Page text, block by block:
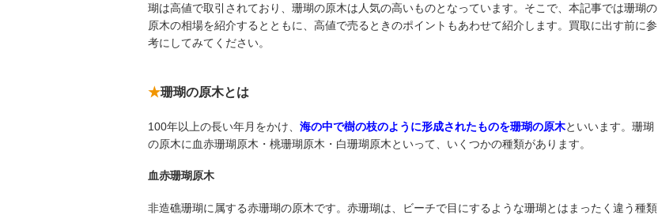
瑚は高値で取引されており、珊瑚の原木は人気の高いものとなっています。そこで、本記事では珊瑚の
原木の相場を紹介するとともに、高値で売るときのポイントもあわせて紹介します。買取に出す前に参
考にしてみてください。
珊瑚の原木とは
100年以上の長い年月をかけ、海の中で樹の枝のように形成されたものを珊瑚の原木といいます。珊瑚
の原木に血赤珊瑚原木・桃珊瑚原木・白珊瑚原木といって、いくつかの種類があります。
血赤珊瑚原木
非造礁珊瑚に属する赤珊瑚の原木です。赤珊瑚は、ビーチで目にするような珊瑚とはまったく違う種類